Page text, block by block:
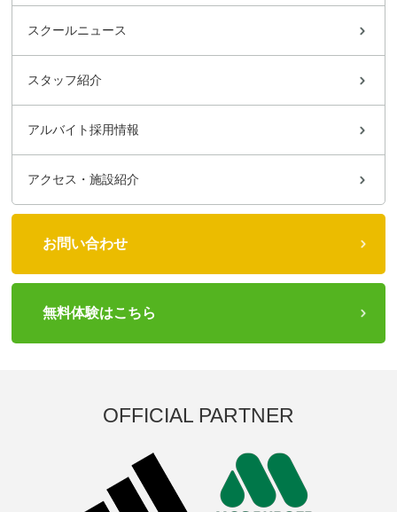
スクールニュース
スタッフ紹介
アルバイト採用情報
アクセス・施設紹介
お問い合わせ
無料体験はこちら
OFFICIAL PARTNER